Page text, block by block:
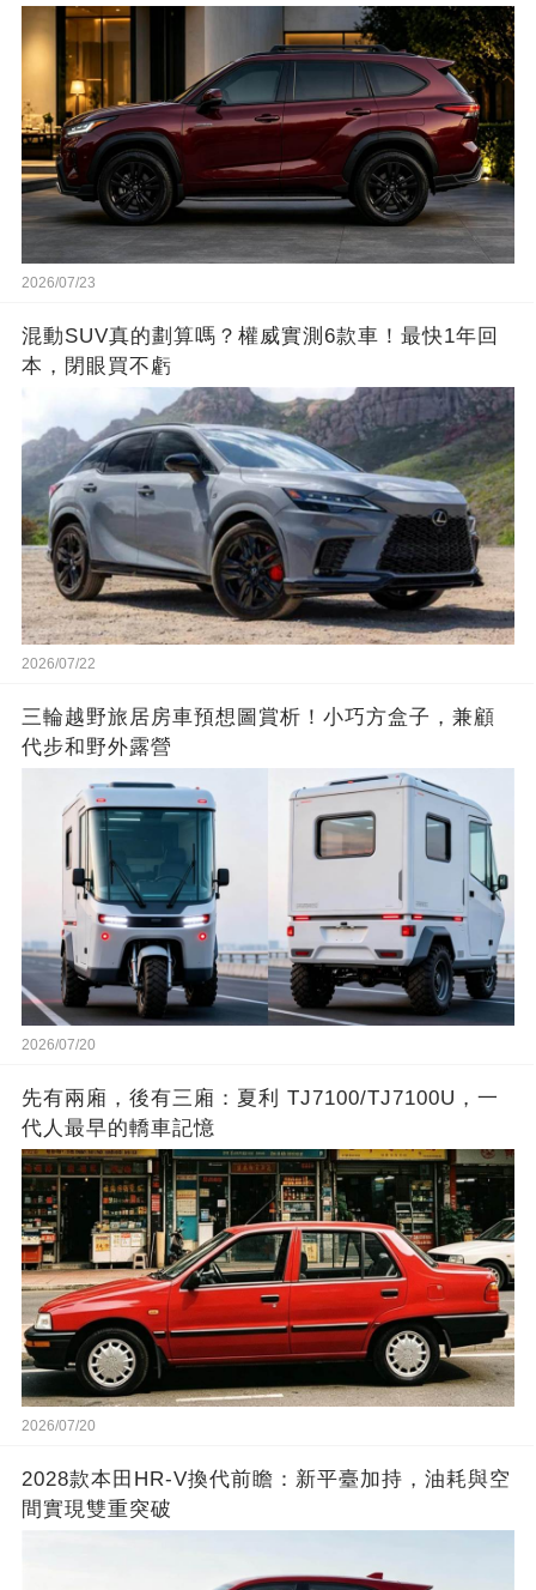
2026/07/23
混動SUV真的劃算嗎？權威實測6款車！最快1年回
本，閉眼買不虧
2026/07/22
三輪越野旅居房車預想圖賞析！小巧方盒子，兼顧
代步和野外露營
2026/07/20
先有兩廂，後有三廂：夏利 TJ7100/TJ7100U，一
代人最早的轎車記憶
2026/07/20
2028款本田HR-V換代前瞻：新平臺加持，油耗與空
間實現雙重突破